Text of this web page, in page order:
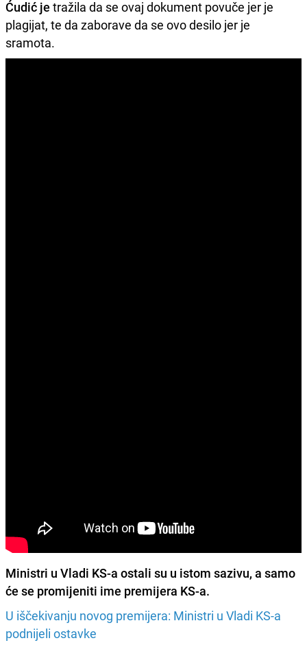
Ćudić je tražila da se ovaj dokument povuče jer je
plagijat, te da zaborave da se ovo desilo jer je
sramota.
Ministri u Vladi KS-a ostali su u istom sazivu, a samo
će se promijeniti ime premijera KS-a.
U iščekivanju novog premijera: Ministri u Vladi KS-a
podnijeli ostavke